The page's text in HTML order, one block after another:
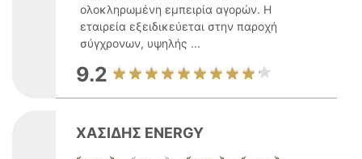
ολοκληρωμένη εμπειρία αγορών. Η
εταιρεία εξειδικεύεται στην παροχή
σύγχρονων, υψηλής ...
9.2
ΧΑΣΙΔΗΣ ENERGY